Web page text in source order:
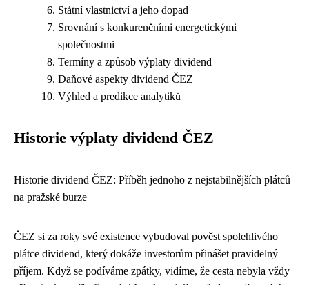
Státní vlastnictví a jeho dopad
Srovnání s konkurenčními energetickými
společnostmi
Termíny a způsob výplaty dividend
Daňové aspekty dividend ČEZ
Výhled a predikce analytiků
Historie výplaty dividend ČEZ
Historie dividend ČEZ: Příběh jednoho z nejstabilnějších plátců
na pražské burze
ČEZ si za roky své existence vybudoval pověst spolehlivého
plátce dividend, který dokáže investorům přinášet pravidelný
příjem. Když se podíváme zpátky, vidíme, že cesta nebyla vždy